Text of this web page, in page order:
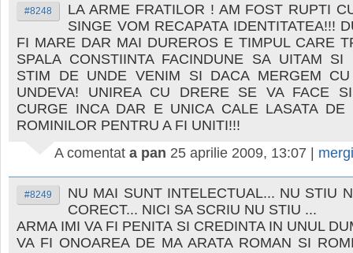
#8248
LA ARME FRATILOR ! AM FOST RUPTI
SINGE VOM RECAPATA IDENTITATEA!!!
FI MARE DAR MAI DUREROS E TIMPUL CARE
SPALA CONSTIINTA FACINDUNE SA UITAM
STIM DE UNDE VENIM SI DACA MERGEM CU
UNDEVA! UNIREA CU DRERE SE VA FACE
CURGE INCA DAR E UNICA CALE LASATA DE
ROMINILOR PENTRU A FI UNITI!!!
A comentat a pan 25 aprilie 2009, 13:07 |
#8249
NU MAI SUNT INTELECTUAL... NU STIU
CORECT... NICI SA SCRIU NU STIU ...
ARMA IMI VA FI PENITA SI CREDINTA IN UNUL
VA FI ONOAREA DE MA ARATA ROMAN SI